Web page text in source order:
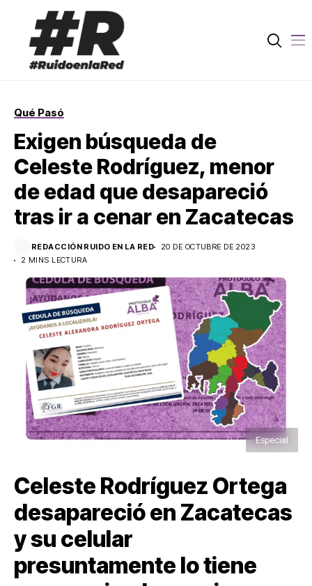
Qué Pasó
Exigen búsqueda de
Celeste Rodríguez, menor
de edad que desapareció
tras ir a cenar en Zacatecas
REDACCIÓN RUIDO EN LA RED
20 DE OCTUBRE DE 2023
2 MINS LECTURA
Especial
Celeste Rodríguez Ortega
desapareció en Zacatecas
y su celular
presuntamente lo tiene